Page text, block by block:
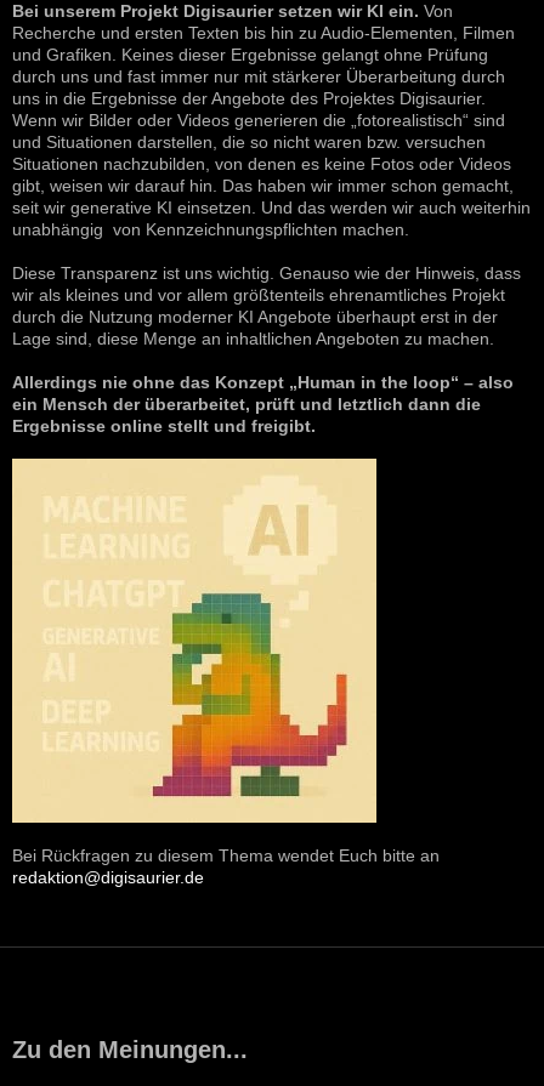
Bei unserem Projekt Digisaurier setzen wir KI ein. Von
Recherche und ersten Texten bis hin zu Audio-Elementen, Filmen
und Grafiken. Keines dieser Ergebnisse gelangt ohne Prüfung
durch uns und fast immer nur mit stärkerer Überarbeitung durch
uns in die Ergebnisse der Angebote des Projektes Digisaurier.
Wenn wir Bilder oder Videos generieren die „fotorealistisch“ sind
und Situationen darstellen, die so nicht waren bzw. versuchen
Situationen nachzubilden, von denen es keine Fotos oder Videos
gibt, weisen wir darauf hin. Das haben wir immer schon gemacht,
seit wir generative KI einsetzen. Und das werden wir auch weiterhin
unabhängig von Kennzeichnungspflichten machen.
Diese Transparenz ist uns wichtig. Genauso wie der Hinweis, dass
wir als kleines und vor allem größtenteils ehrenamtliches Projekt
durch die Nutzung moderner KI Angebote überhaupt erst in der
Lage sind, diese Menge an inhaltlichen Angeboten zu machen.
Allerdings nie ohne das Konzept „Human in the loop“ – also
ein Mensch der überarbeitet, prüft und letztlich dann die
Ergebnisse online stellt und freigibt.
Bei Rückfragen zu diesem Thema wendet Euch bitte an
redaktion@digisaurier.de
Zu den Meinungen...